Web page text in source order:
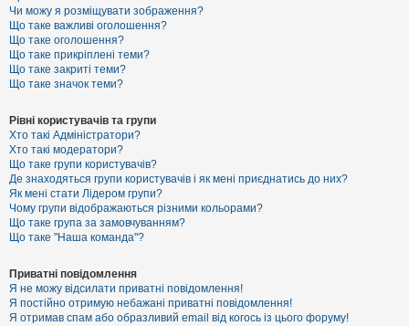
к
Д
о
п
о
г
а
Чи можу я розміщувати зображення?
Що таке важливі оголошення?
Що таке оголошення?
Що таке прикріплені теми?
Що таке закриті теми?
Що таке значок теми?
Рівні користувачів та групи
Хто такі Адміністратори?
Хто такі модератори?
Що таке групи користувачів?
Де знаходяться групи користувачів і як мені приєднатись до них?
Як мені стати Лідером групи?
Чому групи відображаються різними кольорами?
Що таке група за замовчуванням?
Що таке "Наша команда"?
Приватні повідомлення
Я не можу відсилати приватні повідомлення!
Я постійно отримую небажані приватні повідомлення!
Я отримав спам або образливий email від когось із цього форуму!